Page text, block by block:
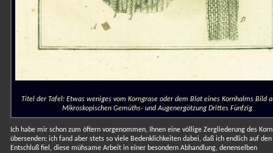
Titel der Tafel: Etwas weniges vom Korngrase oder dem Blat eines Kornhalms Bild
Mikroskopischen Gemüths- und Augenergötzung Drittes Fünfzig
Ich habe mir schon zum öftern vorgenommen, Ihnen eine völlige Zergliederung des
übersenden; ich fand aber stets so viele Bedenklichkeiten dabei, daß ich endlich auf den
Entschluß fiel, diese mühsame Arbeit in einer besondern Abhandlung, denenselben